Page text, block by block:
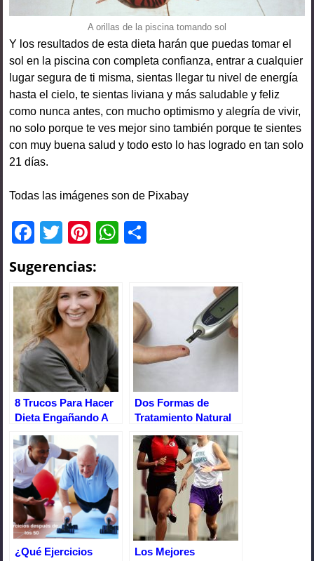
A orillas de la piscina tomando sol
Y los resultados de esta dieta harán que puedas tomar el
sol en la piscina con completa confianza, entrar a cualquier
lugar segura de ti misma, sientas llegar tu nivel de energía
hasta el cielo, te sientas liviana y más saludable y feliz
como nunca antes, con mucho optimismo y alegría de vivir,
no solo porque te ves mejor sino también porque te sientes
con muy buena salud y todo esto lo has logrado en tan solo
21 días.
Todas las imágenes son de Pixabay
F
c
e
b
o
o
k
T
wi
tt
er
Pi
er
e
st
W
A ar
tir
Sugerencias:
8 Trucos Para Hacer
Dieta Engañando A
Dos Formas de
Tratamiento Natural
Diabetes
¿Qué Ejercicios
Los Mejores